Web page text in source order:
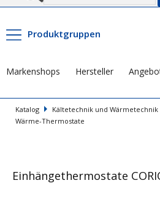
Produktgruppen
Markenshops Hersteller
Katalog Kältetechnik und Wärmetechnik
Wärme-Thermostate
Einhängethermostate